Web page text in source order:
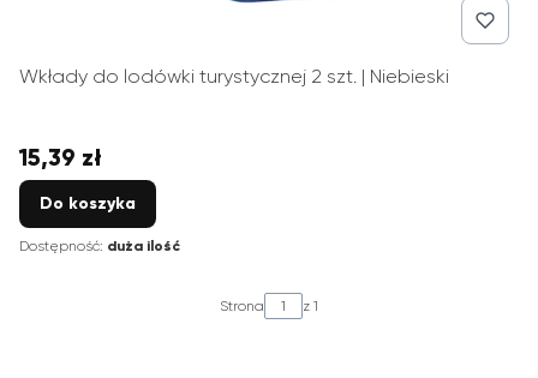
Wkłady do lodówki turystycznej 2 szt. | Niebieski
Cena
15,39 zł
Do koszyka
Dostępność: duża ilość
Strona z 1